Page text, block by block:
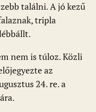
találni. A jó kezű
tripla
nem is túloz. Közli
az
24. re. a